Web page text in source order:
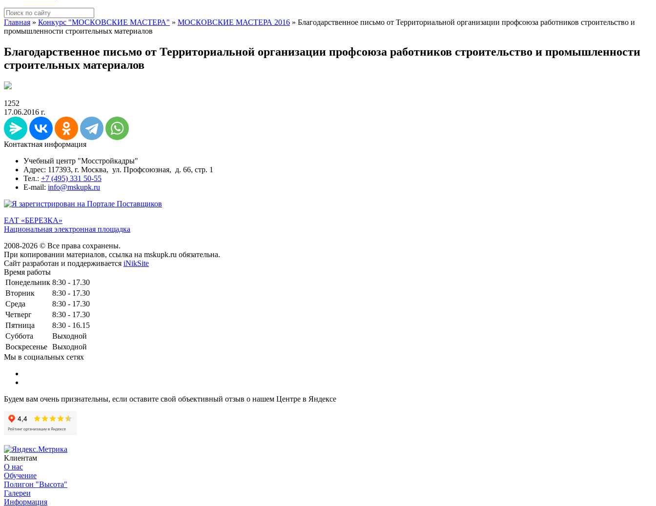
Главная » Конкурс "МОСКОВСКИЕ МАСТЕРА" » МОСКОВСКИЕ МАСТЕРА 2016 » Благодарственное письмо от Территориальной организации профсоюза работников строительство и
промышленности строительных материалов
Благодарственное письмо от Территориальной организации профсоюза работников строительство и промышленности
строительных материалов
1252
17.06.2016 г.
Контактная информация
Учебный центр "Мосстройкадры"
Адрес: 117393, г. Москва, ул. Профсоюзная, д. 66, стр. 1
Тел.: +7 (495) 331 50-55
E-mail: info@mskupk.ru
ЕАТ «БЕРЕЗКА»
Национальная электронная площадка
2008-2026 © Все права сохранены.
При копировании материалов, ссылка на mskupk.ru обязательна.
Сайт разработан и поддерживается iNikSite
Время работы
Понедельник 8:30 - 17.30
Вторник
8:30 - 17.30
Среда
8:30 - 17.30
Четверг
8:30 - 17.30
Пятница
8:30 - 16.15
Суббота
Выходной
Воскресенье Выходной
Мы в социальных сетях
Будем вам очень признательны, если оставите свой объективный отзыв о нашем Центре в Яндексе
Клиентам
О нас
Обучение
Полигон "Высота"
Галереи
Информация